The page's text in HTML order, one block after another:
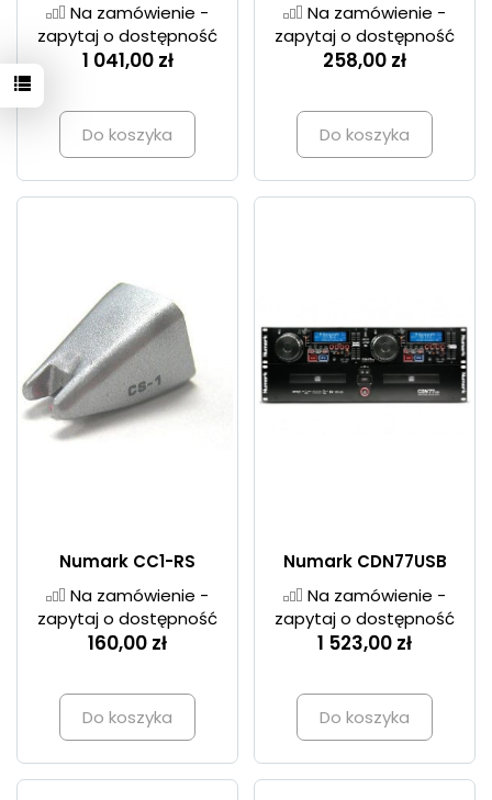
Na zamówienie -
zapytaj o dostępność
1 041,00 zł
Do koszyka
Na zamówienie -
zapytaj o dostępność
258,00 zł
Do koszyka
Numark CC1-RS
Na zamówienie -
zapytaj o dostępność
160,00 zł
Do koszyka
Numark CDN77USB
Na zamówienie -
zapytaj o dostępność
1 523,00 zł
Do koszyka